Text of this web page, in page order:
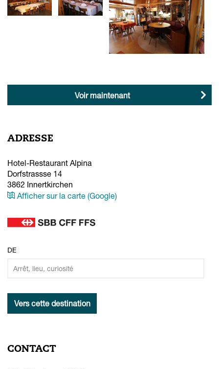
Voir maintenant
ADRESSE
Hotel-Restaurant Alpina
Dorfstrassse 14
3862 Innertkirchen
Afficher sur la carte (Google)
DE
Vers cette destination
CONTACT